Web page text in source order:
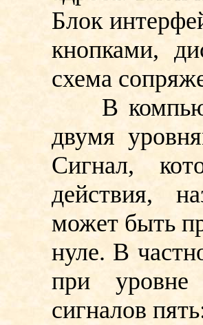
Блок
кнопками,
схема
В
двумя
Сигнал,
действия,
может быть
нуле. В
при уровне
сигналов